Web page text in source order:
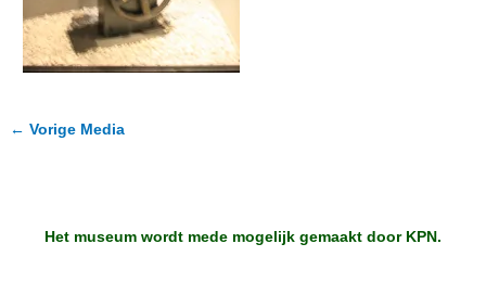
← Vorige Media
Het museum wordt mede mogelijk gemaakt door KPN .